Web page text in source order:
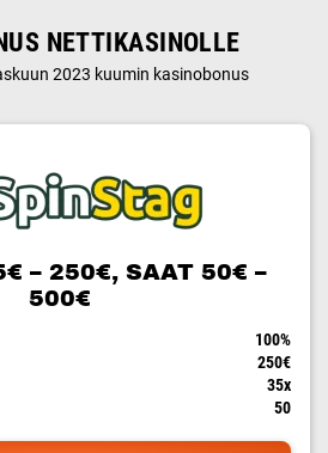
NETTIKASINOLLE
2023 kuumin kasinobonus
– 250€, SAAT 50€ –
500€
100%
250€
35x
50